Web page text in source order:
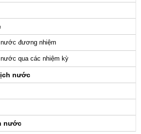
đương nhiệm
qua các nhiệm kỳ
nước
nước